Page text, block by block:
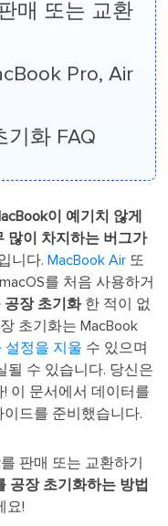
매 또는 교환
Pro, Air
기화 FAQ
이 예기치 않게
많이 차지하는 버그가
니다. MacBook Air 또
를 처음 사용하거
공장 초기화한 적이 없
초기화는 MacBook
설정을 지울 수 있으며
될 수 있습니다. 당신은
이 문서에서 데이터를
드를 준비했습니다.
판매 또는 교환하기
공장 초기화하는 방법
요!